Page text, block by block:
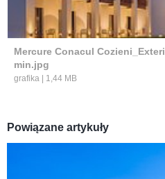
Mercure Conacul
min.jpg
grafika 1,44 MB
Powiązane artykuły